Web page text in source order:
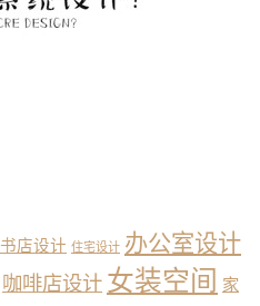
书店设计 住宅设计 办公室设计
咖啡店设计 女装空间 家